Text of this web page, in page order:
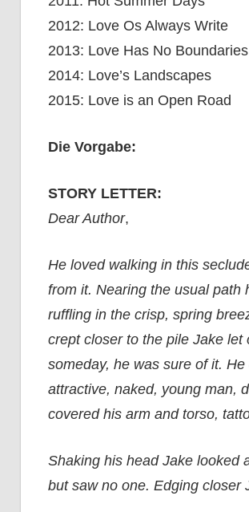
2012: Love Os Always Write
2013: Love Has No Boundaries
2014: Love’s Landscapes
2015: Love is an Open Road
Die Vorgabe:
STORY LETTER:
Dear Author,
He loved walking in this
from it. Nearing the usual path
ruffling in the crisp, spring
crept closer to the pile Jake
someday, he was sure of it.
attractive, naked, young man,
covered his arm and torso,
Shaking his head Jake looked
but saw no one. Edging closer